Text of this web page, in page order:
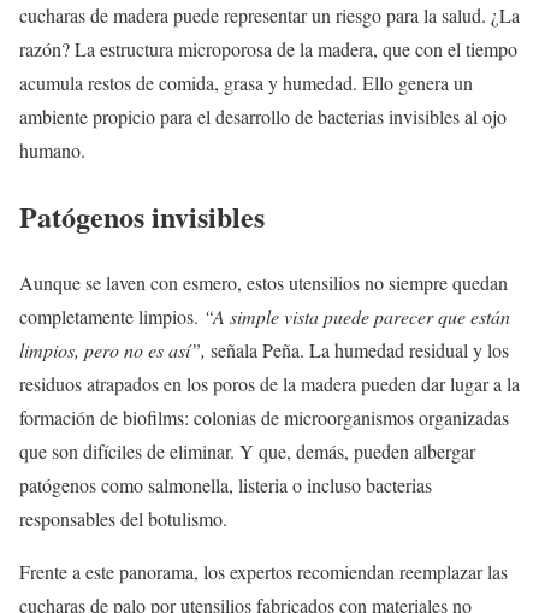
cucharas de madera puede representar un riesgo para la salud. ¿La
razón? La estructura microporosa de la madera, que con el tiempo
acumula restos de comida, grasa y humedad. Ello genera un
ambiente propicio para el desarrollo de bacterias invisibles al ojo
humano.
Patógenos invisibles
Aunque se laven con esmero, estos utensilios no siempre quedan
completamente limpios. “A simple vista puede parecer que están
limpios, pero no es así”, señala Peña. La humedad residual y los
residuos atrapados en los poros de la madera pueden dar lugar a la
formación de biofilms: colonias de microorganismos organizadas
que son difíciles de eliminar. Y que, demás, pueden albergar
patógenos como salmonella, listeria o incluso bacterias
responsables del botulismo.
Frente a este panorama, los expertos recomiendan reemplazar las
cucharas de palo por utensilios fabricados con materiales no